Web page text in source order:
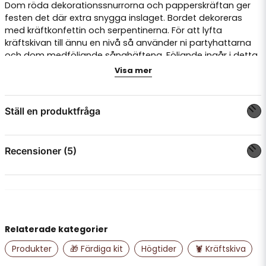
Dom röda dekorationssnurrorna och papperskräftan ger
festen det där extra snygga inslaget. Bordet dekoreras
med kräftkonfettin och serpentinerna. För att lyfta
kräftskivan till ännu en nivå så använder ni partyhattarna
och dom medföljande sånghäftena. Följande ingår i detta
1 st flaggvimpel på 3,6 meter med kräftmotiv
1 st pappersgirlang med kräftor i rött, 3,6
1 st Honeycomb, papperskräfta i rött på 28 x
19 cm
1 st månlykta i klassiskt kräftkalastema på
25 & 30 cm
1 st förpackning konfetti med kräftor i
metallic röd
Visa mer
Ställ en produktfråga
Fråga oss något om denna produkten...
email
Mejladress
Recensioner (5)
för 11 månader sedan
Susann Kristina
Relaterade kategorier
Produkter
🎁 Färdiga kit Högtider 🦞 Kräftskiva